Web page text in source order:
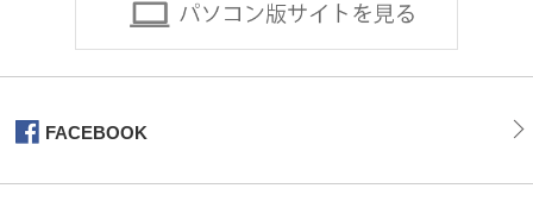
FACEBOOK